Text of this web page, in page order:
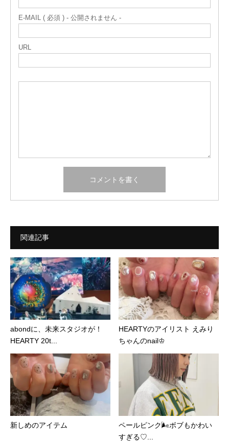
E-MAIL ( 必須 ) - 公開されません -
URL
関連記事
abondに、未来スタジオが！
HEARTY 20t...
HEARTYのアイリスト えみり
ちゃんのnail♔
新しめのアイテム
ペールピンク🌬ボブもかわい
すぎる♡...